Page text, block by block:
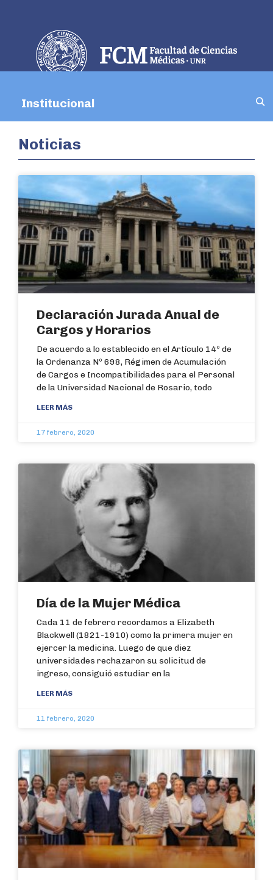
Menú
Institucional
Noticias
Declaración Jurada Anual de
Cargos y Horarios
De acuerdo a lo establecido en el Artículo 14º de
la Ordenanza Nº 698, Régimen de Acumulación
de Cargos e Incompatibilidades para el Personal
de la Universidad Nacional de Rosario, todo
LEER MÁS
17 febrero, 2020
Día de la Mujer Médica
Cada 11 de febrero recordamos a Elizabeth
Blackwell (1821-1910) como la primera mujer en
ejercer la medicina. Luego de que diez
universidades rechazaron su solicitud de
ingreso, consiguió estudiar en la
LEER MÁS
11 febrero, 2020